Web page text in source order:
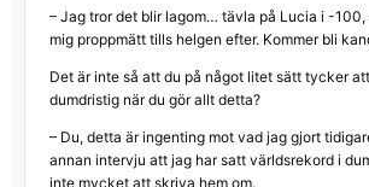
– Jag tror det blir lagom… tävla på Lucia i -100,
mig proppmätt tills helgen efter. Kommer bli
Det är inte så att du på något litet sätt tycker
dumdristig när du gör allt detta?
– Du, detta är ingenting mot vad jag gjort
annan intervju att jag har satt världsrekord i
inte mycket att skriva hem om.